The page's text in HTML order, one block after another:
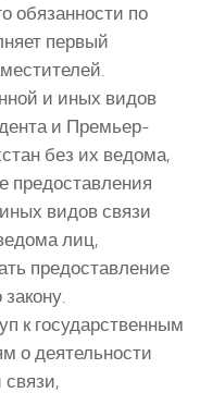
обязанности по
первый
и иных видов
и Премьер-
без их ведома,
предоставления
видов связи
лиц,
предоставление
к государственным
о деятельности